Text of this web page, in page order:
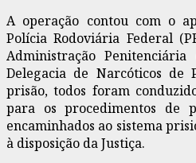
A operação contou com o
Polícia Rodoviária Federal
Administração
Delegacia de Narcóticos de
prisão, todos foram
para os procedimentos de
encaminhados ao sistema
à disposição da Justiça.